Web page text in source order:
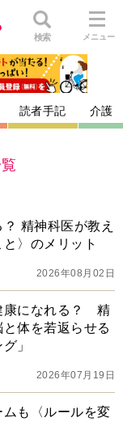
検索 メニュー
読者手記 介護
精神科医が教え
〉のメリット
2026年08月02日
康になれる？ 精
体を若返らせる
」
2026年07月19日
も〈ルールを変